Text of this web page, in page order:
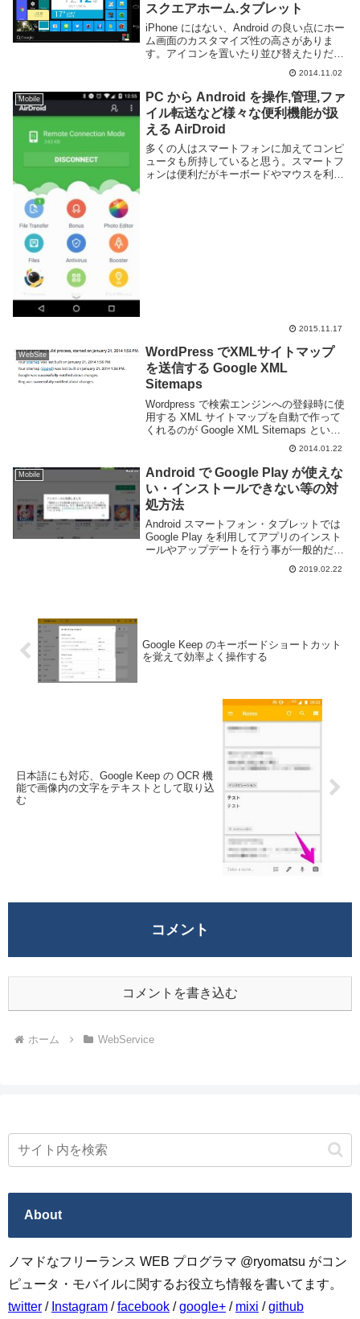
スクエアホーム.タブレット
iPhone にはない、Android の良い点にホー
ム画面のカスタマイズ性の高さがありま
す。アイコンを置いたり並び替えたりだけ
でなく、ウィジェットやホーム画面アプリ
そのものを変更したりもできます。今日は
気分を変えてスクエアホームとうアプリ...
2014.11.02
Mobile
PC から Android を操作,管理,ファ
イル転送など様々な便利機能が扱
える AirDroid
多くの人はスマートフォンに加えてコンピ
ュータも所持していると思う。スマートフ
ォンは便利だがキーボードやマウスを利用
2015.11.17
WebSite
WordPress でXMLサイトマップ
を送信する Google XML
Sitemaps
Wordpress で検索エンジンへの登録時に使
用する XML サイトマップを自動で作って
くれるのが Google XML Sitemaps という
プラグイン。さっそくインストールして使
いましょう。ちなみに XML サイトマップ
を利用するに...
2014.01.22
Mobile
Android で Google Play が使えな
い・インストールできない等の対
処方法
Android スマートフォン・タブレットでは
Google Play を利用してアプリのインスト
ールやアップデートを行う事が一般的だ。
しかし、何らかの事情や不具合により
Google Play を利用できない事もある。こ
2019.02.22
Google Keep のキーボードショートカット
を覚えて効率よく操作する
日本語にも対応、Google Keep の OCR 機
能で画像内の文字をテキストとして取り込
む
コメント
コメントを書き込む
ホーム WebService
About
ノマドなフリーランス WEB プログラマ @ryomatsu がコン
ピュータ・モバイルに関するお役立ち情報を書いてます。
twitter / Instagram /facebook /google+ / mixi /github